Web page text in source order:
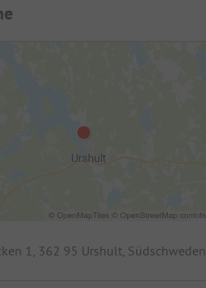
1, 362 95 Urshult, Südschweden